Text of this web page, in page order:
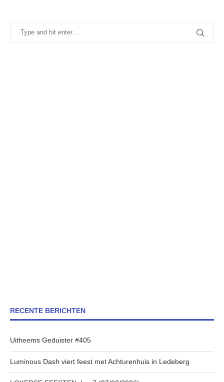
RECENTE BERICHTEN
Uitheems Geduister #405
Luminous Dash viert feest met Achturenhuis in Ledeberg